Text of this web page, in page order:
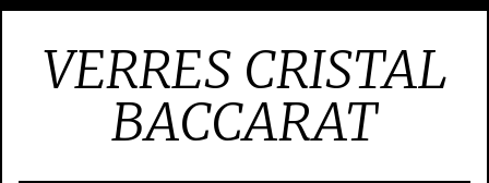
VERRES CRISTAL
BACCARAT